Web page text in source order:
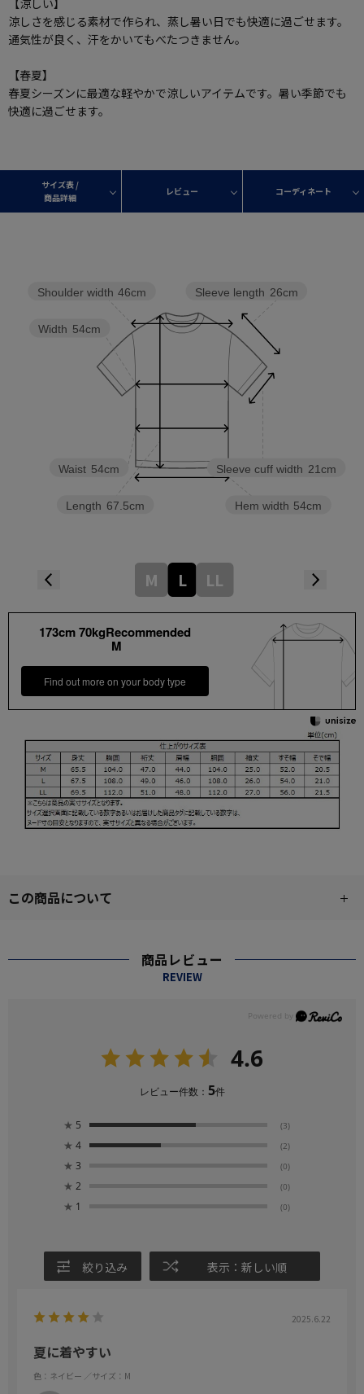
【涼しい】
涼しさを感じる素材で作られ、蒸し暑い日でも快適に過ごせます。
通気性が良く、汗をかいてもべたつきません。
【春夏】
春夏シーズンに最適な軽やかで涼しいアイテムです。暑い季節でも
快適に過ごせます。
サイズ表 /
商品詳細
レビュー コーディネート
Hem width 54cm
Sleeve cuff width 21cm
Sleeve length 26cm
Length 67.5cm
Waist 54cm
Width 54cm
Shoulder width 46cm
M L LL
173cm 70kgRecommended
M
Find out more on your body type
この商品について
商品レビュー
REVIEW
4.6
レビュー件数： 5件
★ 5 (3)
★ 4 (2)
★ 3 (0)
★ 2 (0)
★ 1 (0)
絞り込み 表示：新しい順
2025.6.22
夏に着やすい
色：ネイビー ／サイズ：M